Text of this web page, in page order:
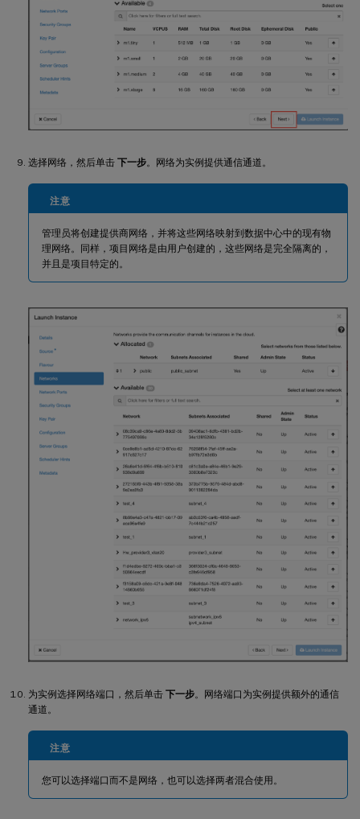
选择网络，然后单击 下一步。网络为实例提供通信通道。
注意
管理员将创建提供商网络，并将这些网络映射到数据中心中的现有物
理网络。同样，项目网络是由用户创建的，这些网络是完全隔离的，
并且是项目特定的。
为实例选择网络端口，然后单击 下一步。网络端口为实例提供额外的通信
通道。
注意
您可以选择端口而不是网络，也可以选择两者混合使用。